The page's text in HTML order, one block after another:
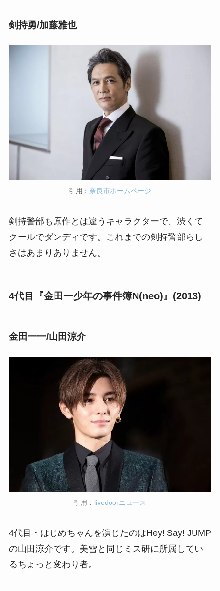
剣持勇/加藤雅也
引用： 奈良市ホームページ
剣持警部も原作とは違うキャラクターで、渋くて
クールでダンディです。これまでの剣持警部らし
さはあまりありません。
4代目『金田一少年の事件簿N(neo)』(2013)
金田一一/山田涼介
引用： livedoorニュース
4代目・はじめちゃんを演じたのはHey! Say! JUMP
の山田涼介です。美雪と同じミス研に所属してい
るちょっと変わり者。